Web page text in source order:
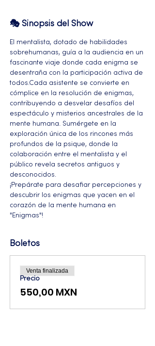
🎭 Sinopsis del Show
El mentalista, dotado de habilidades
sobrehumanas, guía a la audiencia en un
fascinante viaje donde cada enigma se
desentraña con la participación activa de
todos.Cada asistente se convierte en
cómplice en la resolución de enigmas,
contribuyendo a desvelar desafíos del
espectáculo y misterios ancestrales de la
mente humana. Sumérgete en la
exploración única de los rincones más
profundos de la psique, donde la
colaboración entre el mentalista y el
público revela secretos antiguos y
desconocidos.
¡Prepárate para desafiar percepciones y
descubrir los enigmas que yacen en el
corazón de la mente humana en
"Enigmas"!
Boletos
Precio
550,00 MXN
Venta finalizada